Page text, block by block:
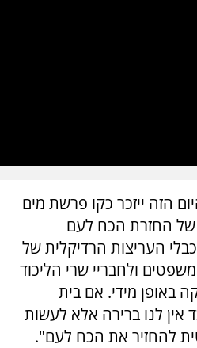
הזה ייזכר כקו פרשת מים
של החזרת הכח לעם
העריצות הרדיקלית של
ולחבריי שרי הליכוד
באופן מידי. אם בית
אין לנו ברירה אלא לעשות
להחזיר את הכח לעם".